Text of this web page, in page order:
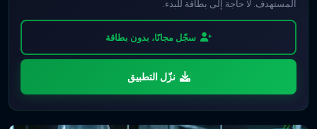
المستهدف. لا حاجة إلى بطاقة للبدء.
سجّل مجانًا، بدون بطاقة
نزّل التطبيق